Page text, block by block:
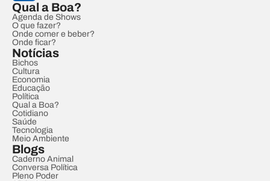
Qual a Boa?
Agenda de Shows
O que fazer?
Onde comer e beber?
Onde ficar?
Notícias
Bichos
Cultura
Economia
Educação
Política
Qual a Boa?
Cotidiano
Saúde
Tecnologia
Meio Ambiente
Blogs
Caderno Animal
Conversa Política
Pleno Poder